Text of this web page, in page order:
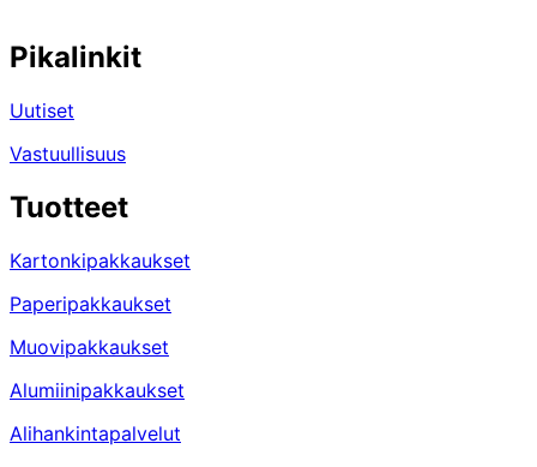
Pikalinkit
Uutiset
Vastuullisuus
Tuotteet
Kartonkipakkaukset
Paperipakkaukset
Muovipakkaukset
Alumiinipakkaukset
Alihankintapalvelut